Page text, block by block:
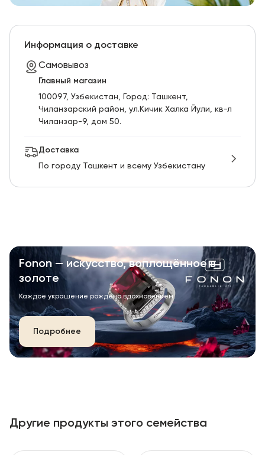
Информация о доставке
Самовывоз
Главный магазин
100097, Узбекистан, Город: Ташкент,
Чиланзарский pайон, ул.Кичик Халка Йули, кв-л
Чиланзар-9, дом 50.
Доставка
По городу Ташкент и всему Узбекистану
Fonon — искусство, воплощённое в
золоте
Каждое украшение рождено вдохновением.
Подробнее
Другие продукты этого семейства